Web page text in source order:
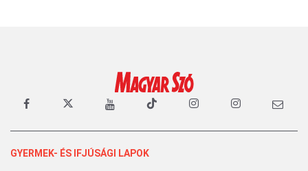
GYERMEK- ÉS IFJÚSÁGI LAPOK